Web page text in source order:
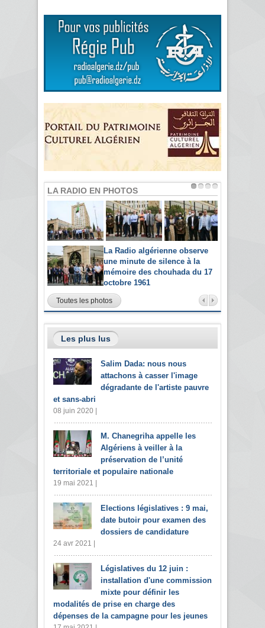
LA RADIO EN PHOTOS
La Radio algérienne observe
une minute de silence à la
mémoire des chouhada du 17
octobre 1961
Toutes les photos
Les plus lus
Salim Dada: nous nous
attachons à casser l'image
dégradante de l'artiste pauvre
et sans-abri
08 juin 2020 |
M. Chanegriha appelle les
Algériens à veiller à la
préservation de l’unité
territoriale et populaire nationale
19 mai 2021 |
Elections législatives : 9 mai,
date butoir pour examen des
dossiers de candidature
24 avr 2021 |
Législatives du 12 juin :
installation d'une commission
mixte pour définir les
modalités de prise en charge des
dépenses de la campagne pour les jeunes